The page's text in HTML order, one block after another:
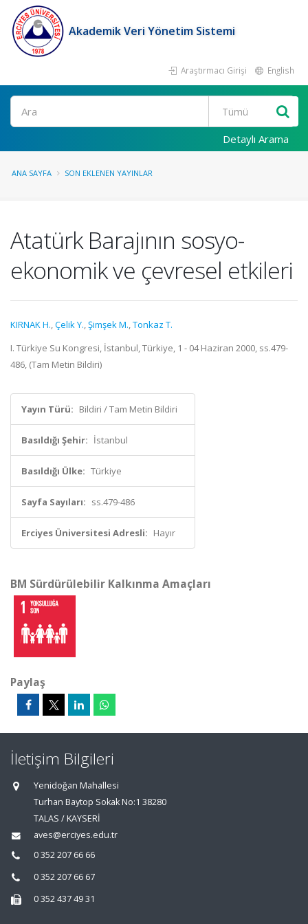
Akademik Veri Yönetim Sistemi
Araştırmacı Girişi English
Ara
Detaylı Arama
ANA SAYFA SON EKLENEN YAYINLAR
Atatürk Barajının sosyo-
ekonomik ve çevresel etkileri
KIRNAK H.,Çelik Y.,Şimşek M.,Tonkaz T.
I. Türkiye Su Kongresi, İstanbul, Türkiye, 1 - 04 Haziran 2000, ss.479-
486, (Tam Metin Bildiri)
Yayın Türü: Bildiri / Tam Metin Bildiri
Basıldığı Şehir: İstanbul
Basıldığı Ülke: Türkiye
Sayfa Sayıları: ss.479-486
Erciyes Üniversitesi Adresli: Hayır
BM Sürdürülebilir Kalkınma Amaçları
Paylaş
İletişim Bilgileri
Yenidoğan Mahallesi
Turhan Baytop Sokak No:1 38280
TALAS / KAYSERİ
aves@erciyes.edu.tr
0 352 207 66 66
0 352 207 66 67
0 352 437 49 31